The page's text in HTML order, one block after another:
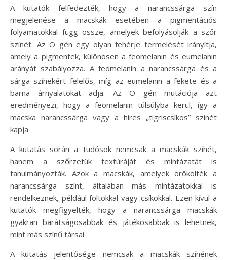
A kutatók felfedezték, hogy a narancssárga szín
megjelenése a macskák esetében a pigmentációs
folyamatokkal függ össze, amelyek befolyásolják a szőr
színét. Az O gén egy olyan fehérje termelését irányítja,
amely a pigmentek, különösen a feomelanin és eumelanin
arányát szabályozza. A feomelanin a narancssárga és a
sárga színekért felelős, míg az eumelanin a fekete és a
barna árnyalatokat adja. Az O gén mutációja azt
eredményezi, hogy a feomelanin túlsúlyba kerül, így a
macska narancssárga vagy a híres „tigriscsíkos” színét
kapja.
A kutatás során a tudósok nemcsak a macskák színét,
hanem a szőrzetük textúráját és mintázatát is
tanulmányozták. Azok a macskák, amelyek örökölték a
narancssárga színt, általában más mintázatokkal is
rendelkeznek, például foltokkal vagy csíkokkal. Ezen kívül a
kutatók megfigyelték, hogy a narancssárga macskák
gyakran barátságosabbak és játékosabbak is lehetnek,
mint más színű társai.
A kutatás jelentősége nemcsak a macskák színének